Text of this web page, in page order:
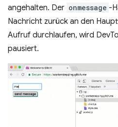
angehalten. Der onmessage -
Nachricht zurück an den
Aufruf durchlaufen, wird
pausiert.